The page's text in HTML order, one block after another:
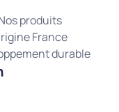
produits
France
durable